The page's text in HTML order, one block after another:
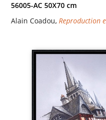
56005-AC 50X70 cm
Alain Coadou, Reproduction